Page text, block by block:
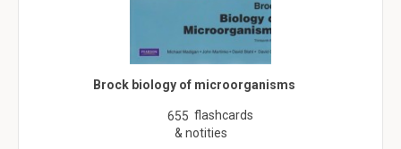
Brock biology of microorganisms
655 flashcards
& notities